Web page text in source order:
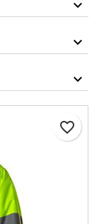
favorite_border